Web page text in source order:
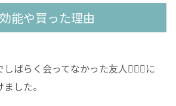
能や買った理由
ばらく会ってなかった友人🙋🏻‍♀️に
した。